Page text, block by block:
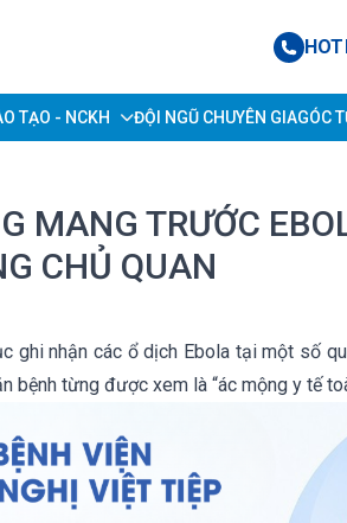
TẠO - NCKH ĐỘI NGŨ CHUYÊN GIAGÓC
MANG TRƯỚC
CHỦ QUAN
ghi nhận các ổ dịch Ebola tại một số
bệnh từng được xem là “ác mộng y tế